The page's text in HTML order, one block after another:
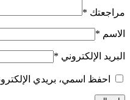
مراجعتك *
الاسم *
البريد الإلكتروني *
احفظ اسمي، بريدي